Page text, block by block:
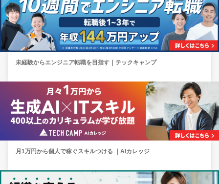
未経験からエンジニア転職を目指す｜テックキャンプ
月1万円から個人で稼ぐスキルつける ｜AIカレッジ